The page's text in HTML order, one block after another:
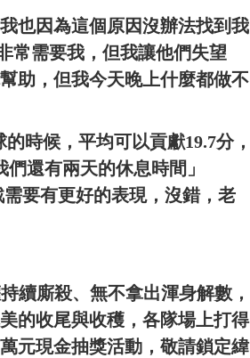
也因為這個原因沒辦法找到我
常需要我，但我讓他們失望
助，但我今天晚上什麼都做不
時候，平均可以貢獻19.7分，
還有兩天的休息時間」
要有更好的表現，沒錯，老
續廝殺、無不拿出渾身解數，
的收尾與收穫，各隊場上打得
元現金抽獎活動，敬請鎖定緯